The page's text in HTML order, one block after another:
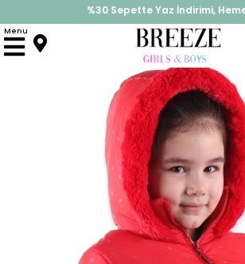
%30 Sepette Yaz İndirimi,
İndirimlere ek %10 İndirimi Kap,
Menu
Anasayfa Üst Giyim Mont